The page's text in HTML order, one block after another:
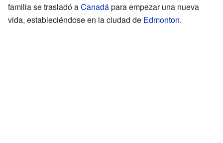
familia se trasladó aCanadápara empezar una nueva
vida, estableciéndose en la ciudad de Edmonton.